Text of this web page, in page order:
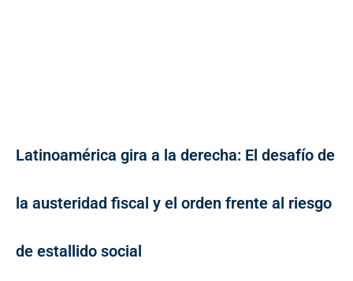
Latinoamérica gira a la derecha: El desafío de
la austeridad fiscal y el orden frente al riesgo
de estallido social